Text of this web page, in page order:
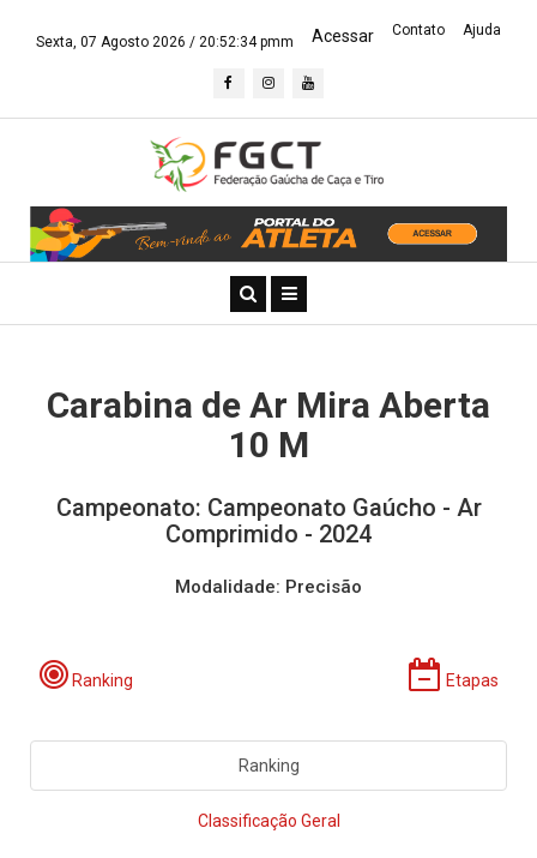
Sexta, 07 Agosto 2026 / 20:52:34 pmm Acessar Contato Ajuda
Carabina de Ar Mira Aberta
10 M
Campeonato: Campeonato Gaúcho - Ar
Comprimido - 2024
Modalidade: Precisão
Ranking Etapas
Ranking
Classificação Geral